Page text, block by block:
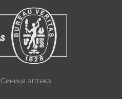
Синиця аптека